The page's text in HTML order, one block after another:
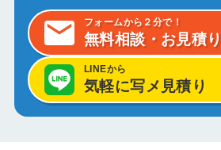
フォームから２分で！
無料相談・お見積り
LINEから
気軽に写メ見積り